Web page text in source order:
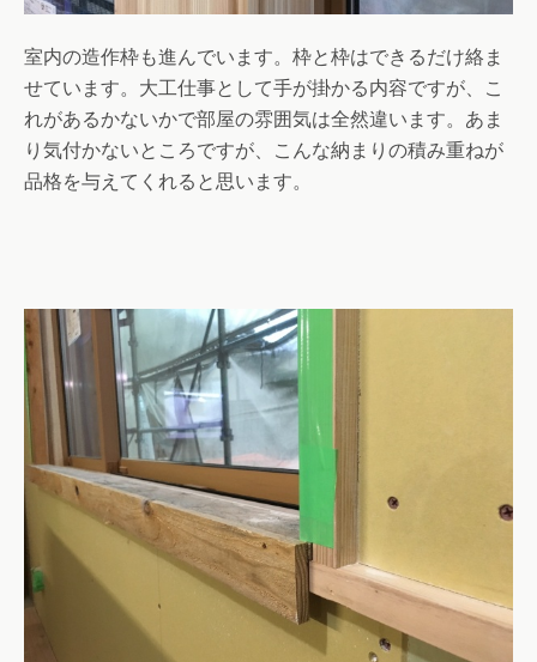
室内の造作枠も進んでいます。枠と枠はできるだけ絡ま
せています。大工仕事として手が掛かる内容ですが、こ
れがあるかないかで部屋の雰囲気は全然違います。あま
り気付かないところですが、こんな納まりの積み重ねが
品格を与えてくれると思います。